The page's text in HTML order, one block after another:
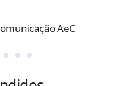
AeC